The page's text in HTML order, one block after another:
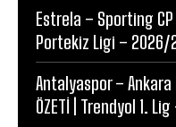
Estrela – Sporting CP
Portekiz Ligi – 2026/
Antalyaspor –
ÖZETİ | Trendyol 1.